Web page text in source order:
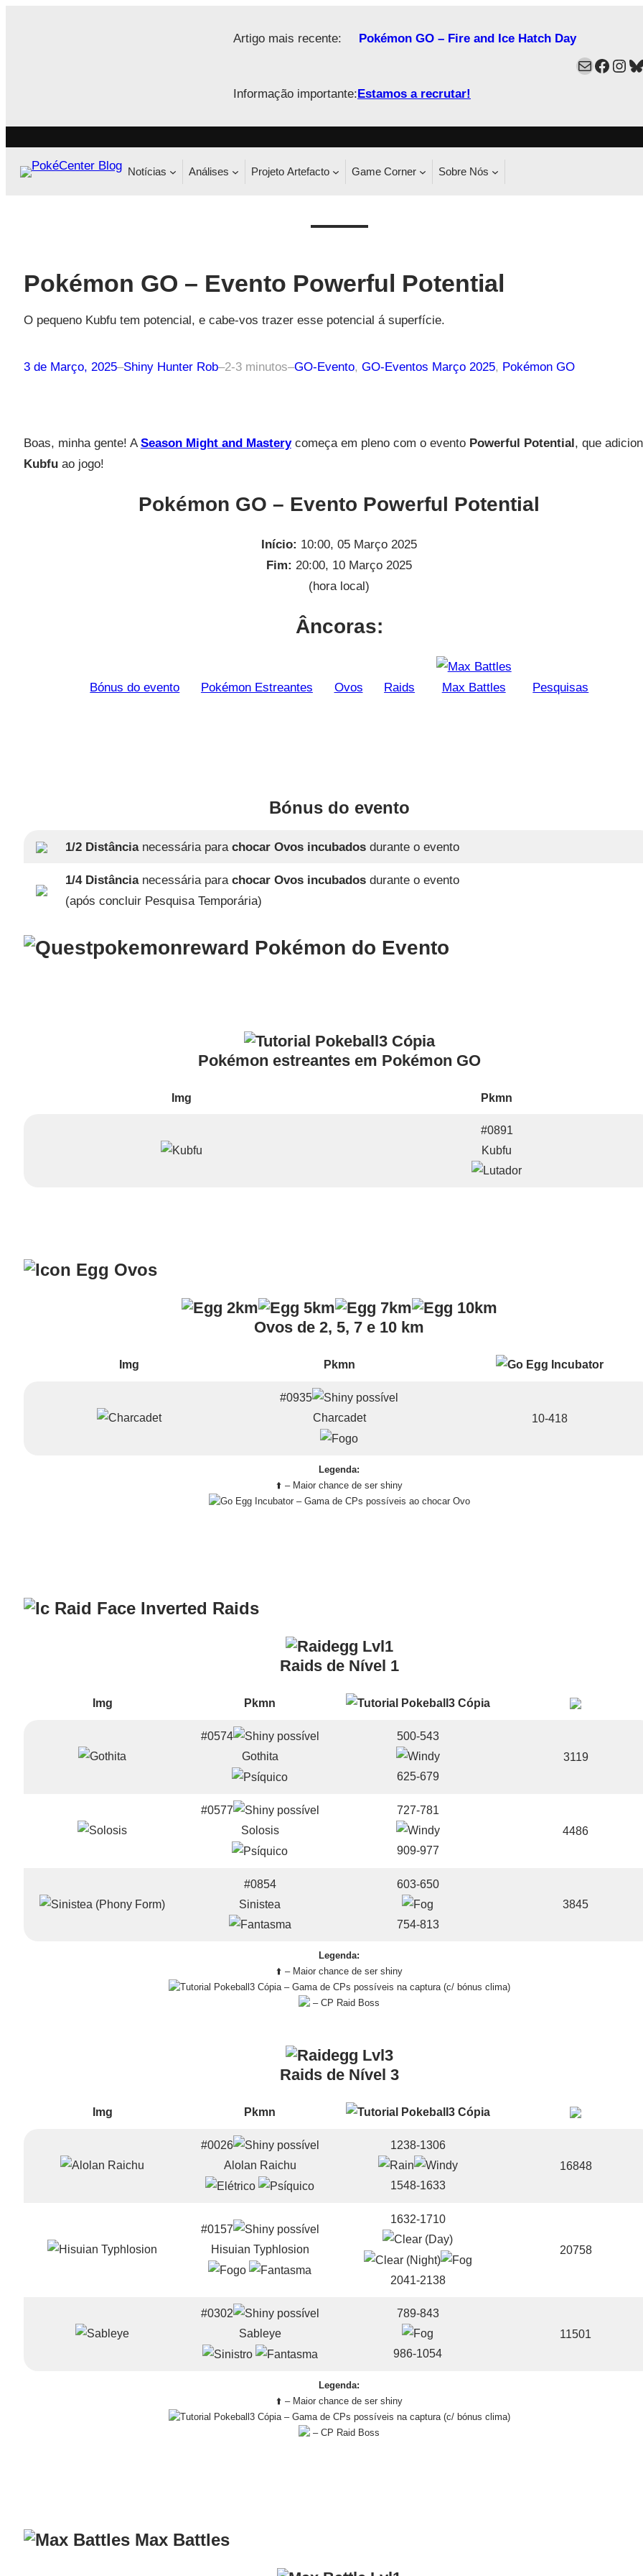
Artigo mais recente: Pokémon GO – Fire and Ice Hatch Day
Informação importante:Estamos a recrutar!
Mail
Notícias Análises Projeto Artefacto Game Corner Sobre Nós
Pokémon GO – Evento Powerful Potential
O pequeno Kubfu tem potencial, e cabe-vos trazer esse potencial á superfície.
3 de Março, 2025–Shiny Hunter Rob–2-3 minutos–GO-Evento, GO-Eventos Março 2025, Pokémon GO
Boas, minha gente! ASeason Might and Masterycomeça em pleno com o evento Powerful Potential, que
Kubfu ao jogo!
Pokémon GO – Evento Powerful Potential
Início: 10:00, 05 Março 2025
Fim: 20:00, 10 Março 2025
(hora local)
Âncoras:
Bónus do evento Pokémon Estreantes Ovos Raids Max Battles Pesquisas
Bónus do evento
1/2 Distâncianecessária parachocar Ovos incubados durante o evento
1/4 Distâncianecessária parachocar Ovos incubados durante o evento
(após concluir Pesquisa Temporária)
Pokémon do Evento
Pokémon estreantes em Pokémon GO
Img Pkmn
#0891
Kubfu
Ovos
Ovos de 2, 5, 7 e 10 km
Img Pkmn
#0935
Charcadet
10-418
Legenda:
⬆️ – Maior chance de ser shiny
– Gama de CPs possíveis ao chocar Ovo
Raids
Raids de Nível 1
Img Pkmn
#0574
Gothita
500-543
625-679
3119
#0577
Solosis
727-781
909-977
4486
#0854
Sinistea
603-650
754-813
3845
Legenda:
⬆️ – Maior chance de ser shiny
– Gama de CPs possíveis na captura (c/ bónus clima)
– CP Raid Boss
Raids de Nível 3
Img Pkmn
#0026
Alolan Raichu
1238-1306
1548-1633
16848
#0157
Hisuian Typhlosion
1632-1710
2041-2138
20758
#0302
Sableye
789-843
986-1054
11501
Legenda:
⬆️ – Maior chance de ser shiny
– Gama de CPs possíveis na captura (c/ bónus clima)
– CP Raid Boss
Max Battles